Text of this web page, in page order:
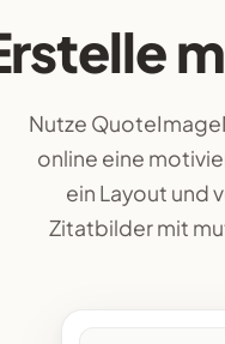
Nutze
online eine
ein Layout und
Zitatbilder mit